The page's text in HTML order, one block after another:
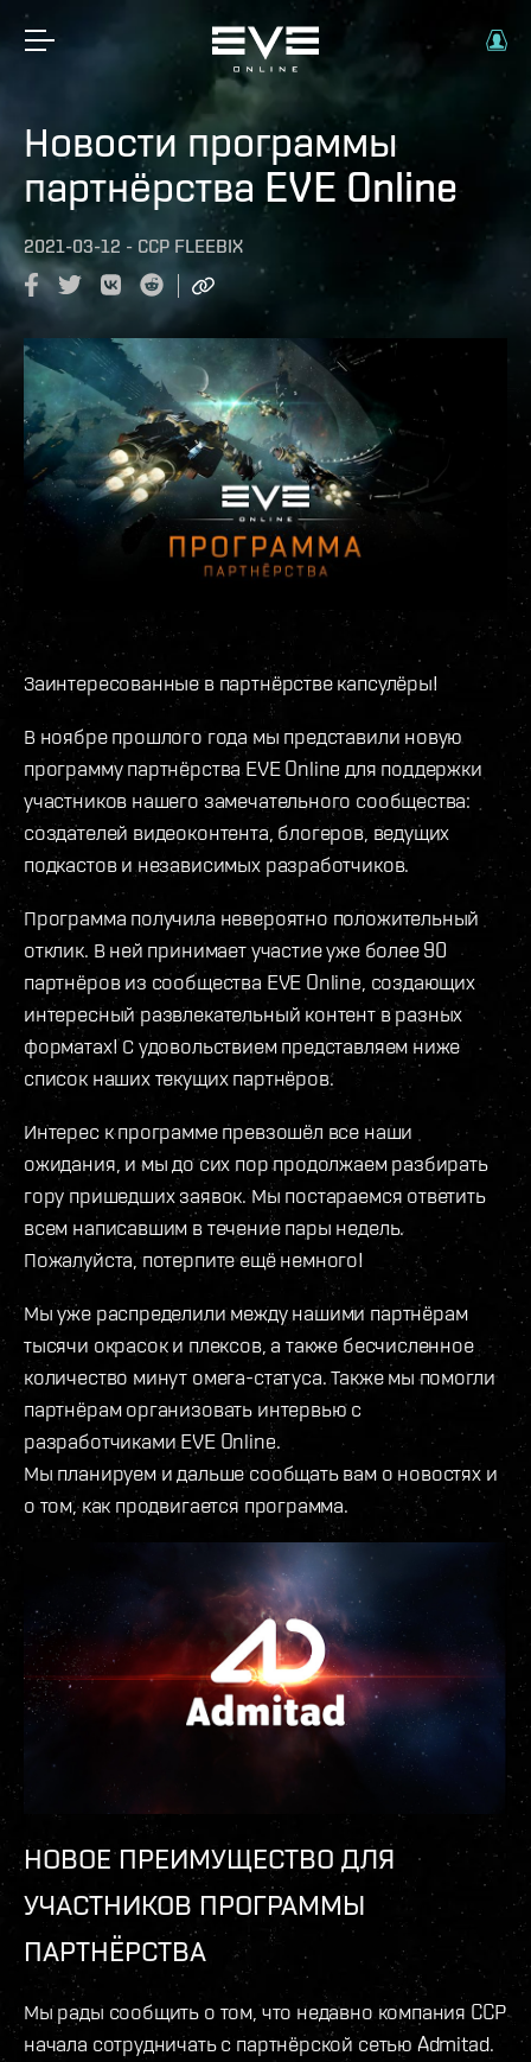
Новости программы
партнёрства EVE Online
2021-03-12 - CCP FLEEBIX
Заинтересованные в партнёрстве капсулёры!
В ноябре прошлого года мы представили новую
программу партнёрства EVE Online для поддержки
участников нашего замечательного сообщества:
создателей видеоконтента, блогеров, ведущих
подкастов и независимых разработчиков.
Программа получила невероятно положительный
отклик. В ней принимает участие уже более 90
партнёров из сообщества EVE Online, создающих
интересный развлекательный контент в разных
форматах! С удовольствием представляем ниже
список наших текущих партнёров.
Интерес к программе превзошёл все наши
ожидания, и мы до сих пор продолжаем разбирать
гору пришедших заявок. Мы постараемся ответить
всем написавшим в течение пары недель.
Пожалуйста, потерпите ещё немного!
Мы уже распределили между нашими партнёрам
тысячи окрасок и плексов, а также бесчисленное
количество минут омега-статуса. Также мы помогли
партнёрам организовать интервью с
разработчиками EVE Online.
Мы планируем и дальше сообщать вам о новостях и
о том, как продвигается программа.
НОВОЕ ПРЕИМУЩЕСТВО ДЛЯ
УЧАСТНИКОВ ПРОГРАММЫ
ПАРТНЁРСТВА
Мы рады сообщить о том, что недавно компания CCP
начала сотрудничать с партнёрской сетью Admitad.